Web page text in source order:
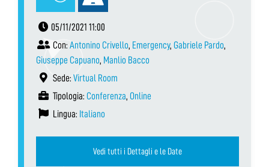
05/11/2021 11:00
Con: Antonino Crivello, Emergency, Gabriele Pardo,
Giuseppe Capuano, Manlio Bacco
Sede: Virtual Room
Tipologia: Conferenza, Online
Lingua: Italiano
Vedi tutti i Dettagli e le Date